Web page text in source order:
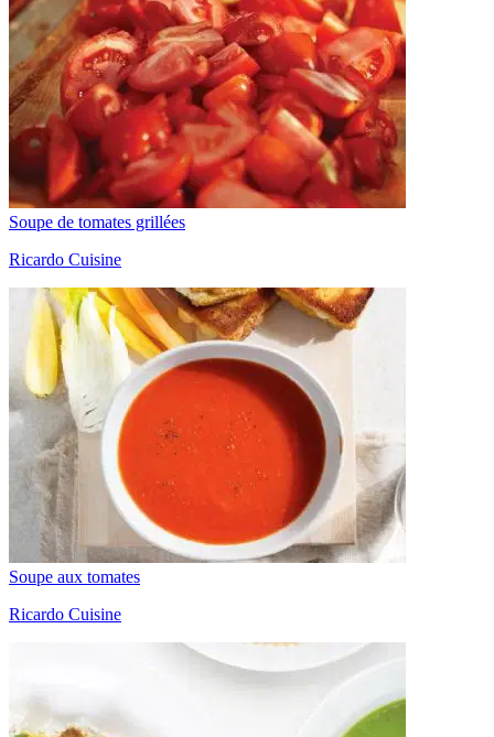
Soupe de tomates grillées
Ricardo Cuisine
Soupe aux tomates
Ricardo Cuisine